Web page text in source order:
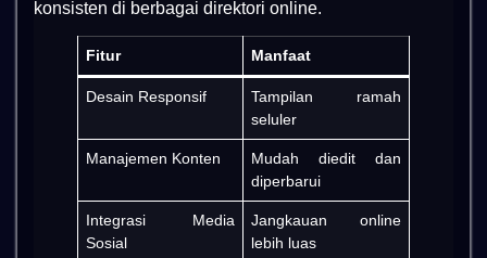
konsisten di berbagai direktori online.
Fitur Manfaat
Desain Responsif
Tampilan ramah
seluler
Manajemen Konten
Mudah diedit dan
diperbarui
Integrasi Media
Sosial
Jangkauan online
lebih luas